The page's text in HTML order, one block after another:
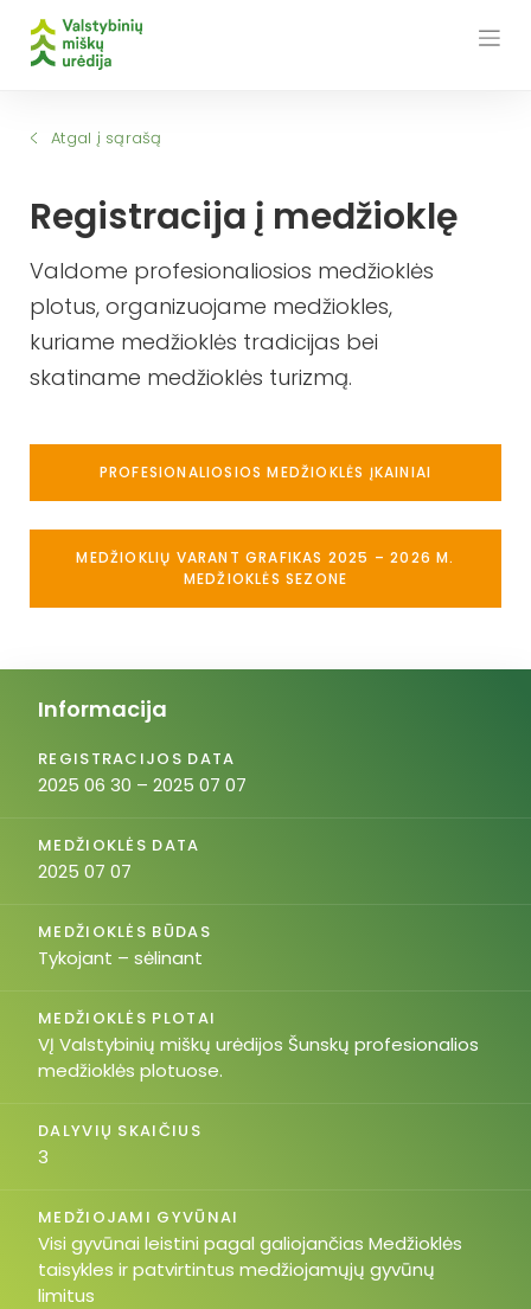
Atgal į sąrašą
Registracija į medžioklę
Valdome profesionaliosios medžioklės
plotus, organizuojame medžiokles,
kuriame medžioklės tradicijas bei
skatiname medžioklės turizmą.
PROFESIONALIOSIOS MEDŽIOKLĖS ĮKAINIAI
MEDŽIOKLIŲ VARANT GRAFIKAS 2025 – 2026 M.
MEDŽIOKLĖS SEZONE
Informacija
REGISTRACIJOS DATA
2025 06 30 – 2025 07 07
MEDŽIOKLĖS DATA
2025 07 07
MEDŽIOKLĖS BŪDAS
Tykojant – sėlinant
MEDŽIOKLĖS PLOTAI
VĮ Valstybinių miškų urėdijos Šunskų profesionalios
medžioklės plotuose.
DALYVIŲ SKAIČIUS
3
MEDŽIOJAMI GYVŪNAI
Visi gyvūnai leistini pagal galiojančias Medžioklės
taisykles ir patvirtintus medžiojamųjų gyvūnų
limitus